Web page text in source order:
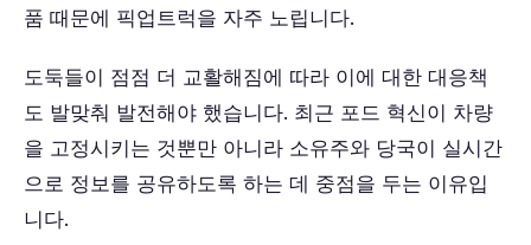
품 때문에 픽업트럭을 자주 노립니다.
도둑들이 점점 더 교활해짐에 따라 이에 대한 대응책
도 발맞춰 발전해야 했습니다. 최근 포드 혁신이 차량
을 고정시키는 것뿐만 아니라 소유주와 당국이 실시간
으로 정보를 공유하도록 하는 데 중점을 두는 이유입
니다.